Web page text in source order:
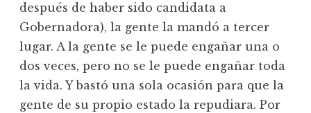
después de haber sido candidata a
Gobernadora), la gente la mandó a tercer
lugar. A la gente se le puede engañar una o
dos veces, pero no se le puede engañar toda
la vida. Y bastó una sola ocasión para que la
gente de su propio estado la repudiara. Por